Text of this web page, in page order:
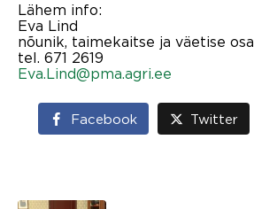
Lähem info:
Eva Lind
nõunik, taimekaitse ja väetise
tel. 671 2619
Eva.Lind@pma.agri.ee
Facebook Twitter